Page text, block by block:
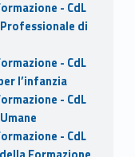
- CdL
di
- CdL
l’infanzia
- CdL
- CdL